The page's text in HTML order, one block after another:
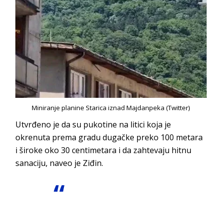
Miniranje planine Starica iznad Majdanpeka (Twitter)
Utvrđeno je da su pukotine na litici koja je
okrenuta prema gradu dugačke preko 100 metara
i široke oko 30 centimetara i da zahtevaju hitnu
sanaciju, naveo je Ziđin.